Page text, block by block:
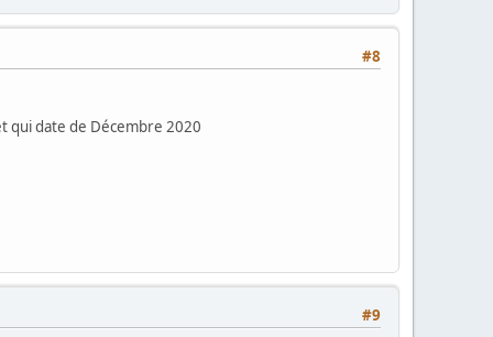
#8
qui date de Décembre 2020
#9